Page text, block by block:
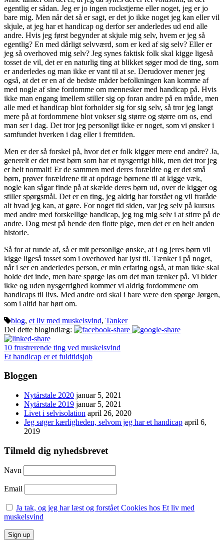
egentlig er sådan. Jeg er jo ingen rockstjerne eller noget, jeg er jo
bare mig. Men når det så er sagt, er det jo ikke noget jeg kan eller vil
skjule, at jeg har et handicap og derfor ser anderledes ud end alle
andre. Hvis jeg først begynder at skjule mig selv, hvem er jeg så
egentlig? En med dårligt selvværd, som er ked af sig selv? Eller er
jeg så overhoved mig selv? Jeg synes faktisk folk skal kigge ligeså
tosset de vil, det er en naturlig ting at blikket søger mod de ting, som
er anderledes og man ikke er vant til at se. Derudover mener jeg
også, at det er en af de bedste måder befolkningen kan komme af
med nogle af sine fordomme om mennesker med handicap på. Hvis
ikke man engang imellem stiller sig op foran andre på en måde, men
alle med et handicap blot forholder sig for sig selv, så tror jeg langt
mere på at fordommene blot vokser sig større og større om os, end
man ser i dag. Det tror jeg personligt ikke er noget, som vi ønsker i
samfundet hverken i dag eller i fremtiden.
Men er der så forskel på, hvor det er folk kigger mere end andre? Ja,
generelt er det mest børn som har et nysgerrigt blik, men det tror jeg
er helt normalt! Er de sammen med deres forældre og er det små
børn, prøver forældrene tit at opdrage børnene til at kigge væk,
nogle kan sågar finde på at skælde deres børn ud, over de kigger og
stiller spørgsmål. Det er en ting, jeg aldrig har forstået og vil fraråde
alt hvad jeg kan, at gøre. For noget tid siden, var jeg selv på kursus
med andre med forskellige handicap, jeg tog mig selv i at stirre på de
andre. Dog mest på hende den flotte pige, men det er en helt anden
historie.
Så for at runde af, så er mit personlige ønske, at i og jeres børn vil
kigge ligeså tosset som i overhoved har lyst til. Tænker i på noget,
når i ser en anderledes person, er min erfaring også, at man ikke skal
holde det inde, men bare spørge løs om det man tænker på. Vi bider
ikke og uden nysgerrighed kommer vi aldrig fordommene om
handicaps til livs. Med andre ord skal i bare være den spørge Jørgen,
som i altid har hørt om.
blog, et liv med muskelsvind, Tanker
Del dette blogindlæg:
10 frustrerende ting ved muskelsvind
Et handicap er et fuldtidsjob
Bloggen
Nytårstale 2020 januar 5, 2021
Nytårstale 2019 januar 5, 2021
Livet i selvisolation april 26, 2020
Jeg søger kærligheden, selvom jeg har et handicap april 6,
2019
Tilmeld dig nyhedsbrevet
Navn
Email
Ja tak, og jeg har læst og forstået Cookies hos Et liv med
muskelsvind